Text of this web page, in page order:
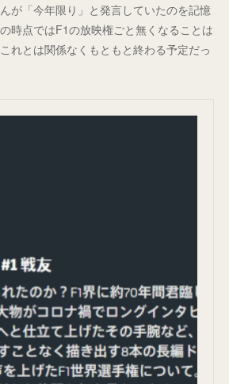
が「今年限り」と発言していたのを記憶
時点ではF1の放映権ごと無くなることは
れとは関係なくもともと終わる予定だっ